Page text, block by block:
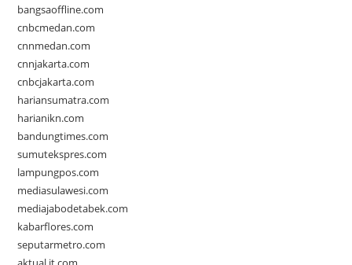
bangsaoffline.com
cnbcmedan.com
cnnmedan.com
cnnjakarta.com
cnbcjakarta.com
hariansumatra.com
harianikn.com
bandungtimes.com
sumutekspres.com
lampungpos.com
mediasulawesi.com
mediajabodetabek.com
kabarflores.com
seputarmetro.com